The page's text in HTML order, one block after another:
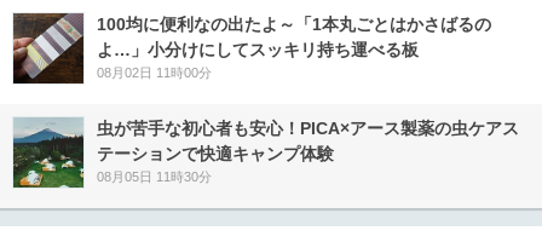
100均に便利なの出たよ～「1本丸ごとはかさばるの
よ…」小分けにしてスッキリ持ち運べる板
08月02日 11時00分
虫が苦手な初心者も安心！PICA×アース製薬の虫ケアス
テーションで快適キャンプ体験
08月05日 11時30分